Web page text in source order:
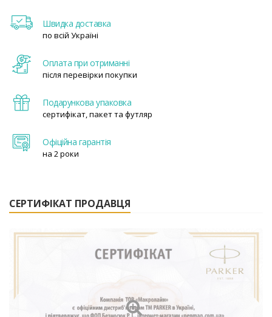
Швидка доставка
по всій Україні
Оплата при отриманні
після перевірки покупки
Подарункова упаковка
сертифікат, пакет та футляр
Офіційна гарантія
на 2 роки
СЕРТИФІКАТ ПРОДАВЦЯ